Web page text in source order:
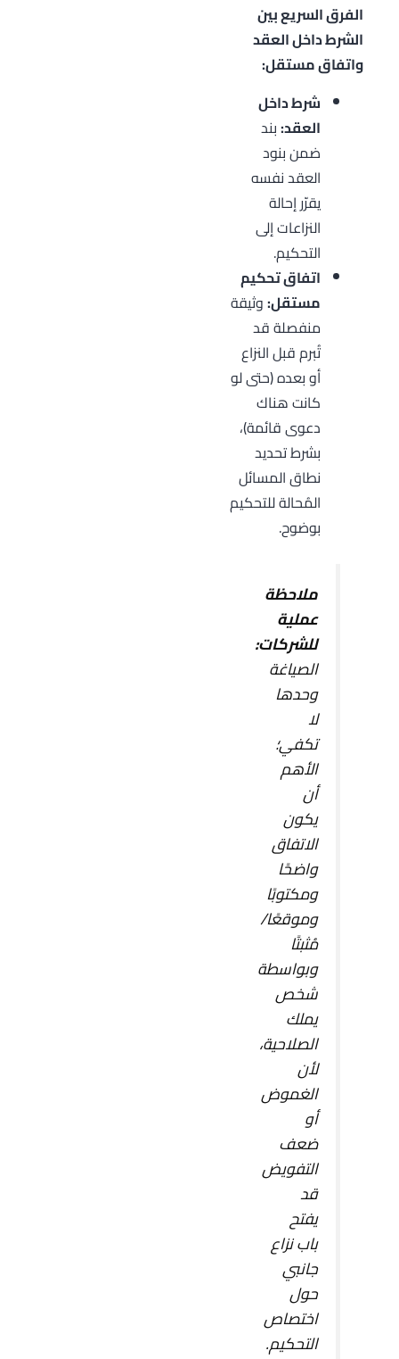
الفرق السريع بين
الشرط داخل العقد
واتفاق مستقل:
شرط داخل
العقد:بند
ضمن بنود
العقد نفسه
يقرّر إحالة
النزاعات إلى
التحكيم.
اتفاق تحكيم
مستقل:وثيقة
منفصلة قد
تُبرم قبل النزاع
أو بعده (حتى لو
كانت هناك
دعوى قائمة)،
بشرط تحديد
نطاق المسائل
المُحالة للتحكيم
بوضوح.
ملاحظة
عملية
للشركات:
الصياغة
وحدها
لا
تكفي؛
الأهم
أن
يكون
الاتفاق
واضحًا
ومكتوبًا
وموقعًا/
مُثبتًا
وبواسطة
شخص
يملك
الصلاحية،
لأن
الغموض
أو
ضعف
التفويض
قد
يفتح
باب نزاع
جانبي
حول
اختصاص
التحكيم.